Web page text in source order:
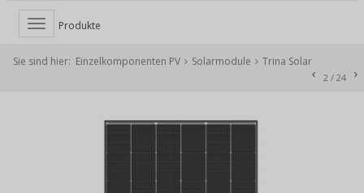
Toggle
navigation
Produkte
Sie sind hier: Einzelkomponenten PV Solarmodule Trina Solar
2 / 24